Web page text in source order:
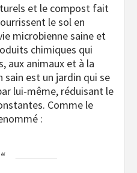
et le compost fait
le sol en
microbienne saine et
chimiques qui
aux animaux et à la
sain est un jardin qui se
lui-même, réduisant le
Comme le
: